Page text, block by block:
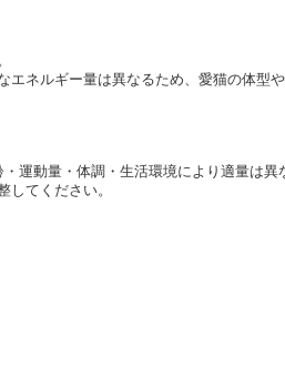
エネルギー量は異なるため、愛猫の体型
運動量・体調・生活環境により適量は異
してください。